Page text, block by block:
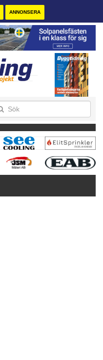
ANNONSERA